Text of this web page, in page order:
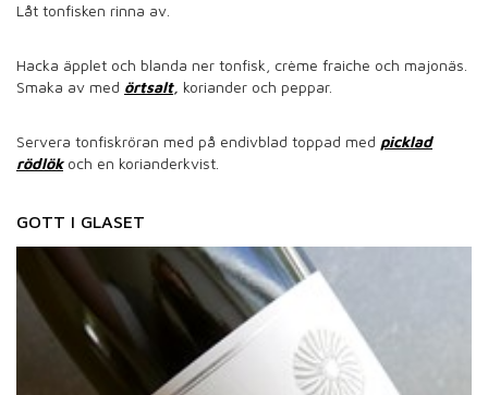
Låt tonfisken rinna av.
Hacka äpplet och blanda ner tonfisk, crème fraiche och majonäs.
Smaka av med örtsalt, koriander och peppar.
Servera tonfiskröran med på endivblad toppad med picklad
rödlök och en korianderkvist.
GOTT I GLASET